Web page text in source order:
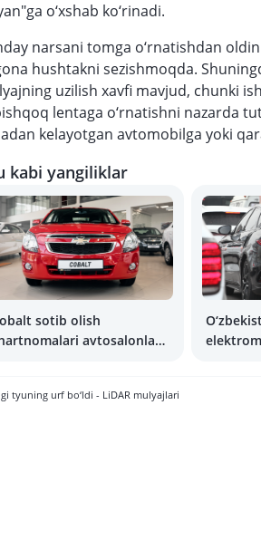
o‘xshab ko‘rinadi.
narsani tomga o‘rnatishdan
hushtakni sezishmoqda.
uzilish xavfi mavjud, chunki
lentaga o‘rnatishni nazarda
kelayotgan avtomobilga yoki
kabi yangiliklar
sotib olish
avtosalonlar
tyuning urf bo‘ldi - LiDAR mulyajlari